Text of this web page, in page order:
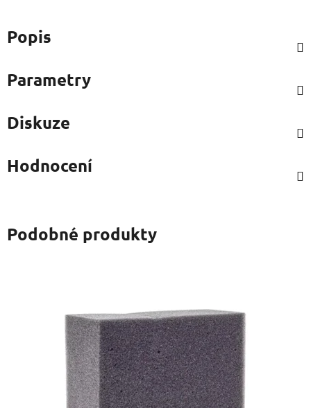
Popis
Parametry
Diskuze
Hodnocení
Podobné produkty